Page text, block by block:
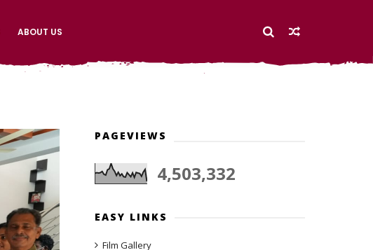
ABOUT US
PAGEVIEWS
4,503,332
EASY LINKS
Film Gallery